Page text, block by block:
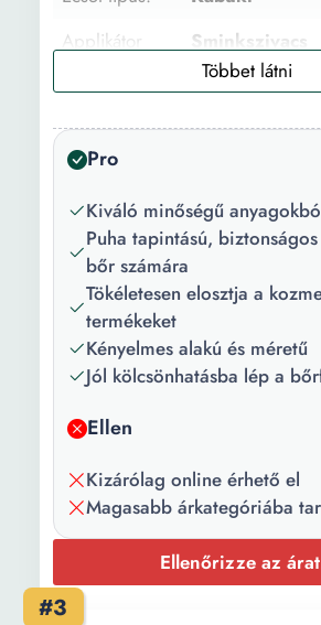
Applikátor
Sminkszivacs
Típus:
Használat:
Alapozó
Arcpirosító
Alapozók
Tulajdonságok:
Csomag
Viral kabuki
Kefe típusa:
Szintetikus
Darabok
1
Pro
Kiváló minőségű
Puha tapintású,
bőr számára
Tökéletesen elosztja a
termékeket
Kényelmes alakú és méretű
Jól kölcsönhatásba lép a
Ellen
Kizárólag online érhető el
Magasabb árkategóriába
Ellenőrizze az árat
#3